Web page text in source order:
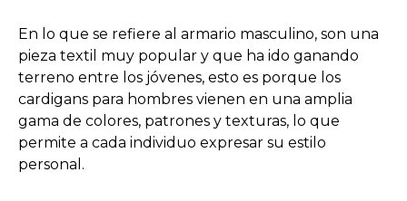
En lo que se refiere al armario masculino, son una
pieza textil muy popular y que ha ido ganando
terreno entre los jóvenes, esto es porque los
cardigans para hombres vienen en una amplia
gama de colores, patrones y texturas, lo que
permite a cada individuo expresar su estilo
personal.